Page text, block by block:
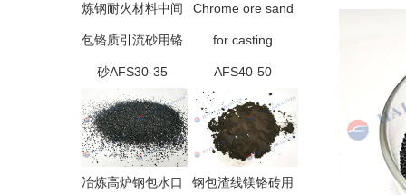
炼钢耐火材料中间
包铬质引流砂用铬
砂AFS30-35
Chrome ore sand
for casting
AFS40-50
冶炼高炉钢包水口 钢包渣线镁铬砖用